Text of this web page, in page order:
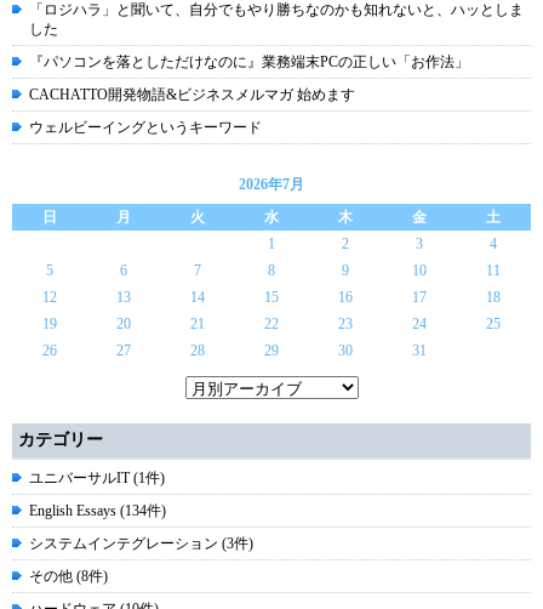
「ロジハラ」と聞いて、自分でもやり勝ちなのかも知れないと、ハッとしま
した
『パソコンを落としただけなのに』業務端末PCの正しい「お作法」
CACHATTO開発物語&ビジネスメルマガ 始めます
ウェルビーイングというキーワード
2026年7月
日
月 火 水 木 金
土
1
2 3
4
5
6 7 8 9 10
11
12
13 14 15 16 17
18
19
20 21 22 23 24
25
26
27 28 29 30 31
カテゴリー
ユニバーサルIT (1件)
English Essays (134件)
システムインテグレーション (3件)
その他 (8件)